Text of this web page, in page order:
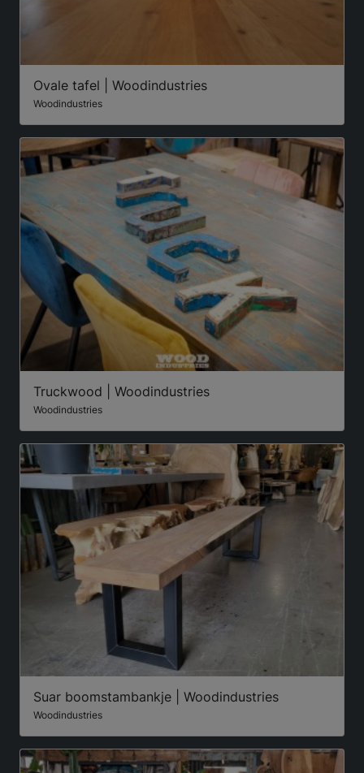
Ovale tafel | Woodindustries
Woodindustries
Truckwood | Woodindustries
Woodindustries
Suar boomstambankje | Woodindustries
Woodindustries